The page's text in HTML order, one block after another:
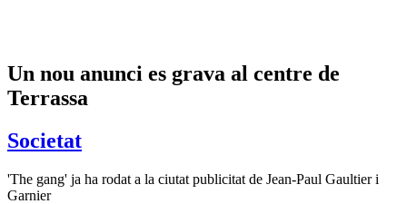
Un nou anunci es grava al centre de
Terrassa
Societat
'The gang' ja ha rodat a la ciutat publicitat de Jean-Paul Gaultier i
Garnier